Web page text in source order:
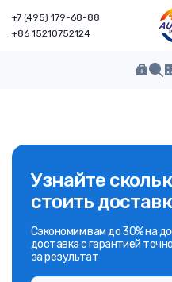
+7 (495) 179-68-88
+86 15210752124
Узнайте
стоить
Сэкономим вам до 30% на
доставка с гарантией
за результат